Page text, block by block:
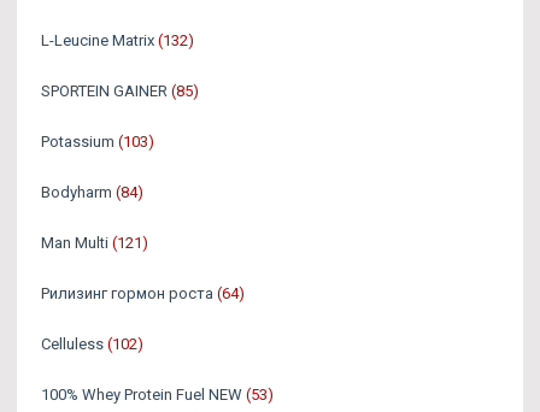
L-Leucine Matrix (132)
SPORTEIN GAINER (85)
Potassium (103)
Bodyharm (84)
Man Multi (121)
Рилизинг гормон роста (64)
Celluless (102)
100% Whey Protein Fuel NEW (53)